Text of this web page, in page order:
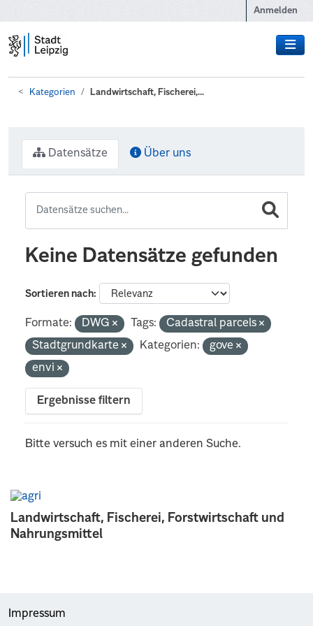
Anmelden
Kategorien Landwirtschaft, Fischerei,...
Landwirtschaft, Fischerei, Forstwirtschaft und
Nahrungsmittel
Datensätze Über uns
Keine Datensätze gefunden
Sortieren nach
Formate: DWG Tags:
Cadastral parcels
Stadtgrundkarte
Kategorien:
gove
envi
Ergebnisse filtern
Bitte versuch es mit einer anderen Suche.
Impressum